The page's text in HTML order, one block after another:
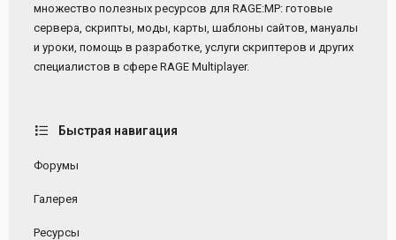
множество полезных ресурсов для RAGE:MP: готовые
сервера, скрипты, моды, карты, шаблоны сайтов, мануалы
и уроки, помощь в разработке, услуги скриптеров и других
специалистов в сфере RAGE Multiplayer.
Быстрая навигация
Форумы
Галерея
Ресурсы